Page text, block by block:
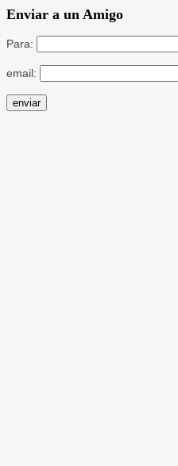
Enviar a un Amigo
Para:
email: